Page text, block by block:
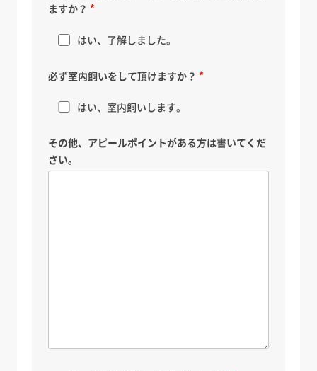
ますか？
はい、了解しました。
必ず室内飼いをして頂けますか？
はい、室内飼いします。
その他、アピールポイントがある方は書いてくだ
さい。